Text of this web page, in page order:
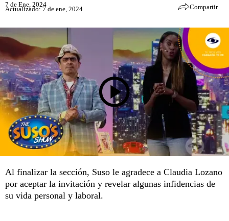
7 de Ene, 2024
Actualizado: 7 de ene, 2024 Compartir
Al finalizar la sección, Suso le agradece a Claudia Lozano
por aceptar la invitación y revelar algunas infidencias de
su vida personal y laboral.